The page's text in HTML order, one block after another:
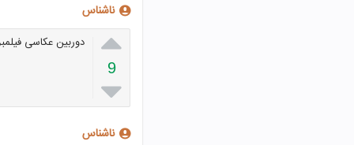
ناشناس

9

دوربین عکاسی
ناشناس